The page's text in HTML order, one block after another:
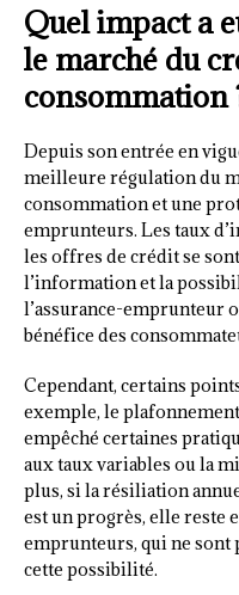
Quel impact a
le marché du
consommation
Depuis son entrée en
meilleure régulation du
consommation et une
emprunteurs. Les taux
les offres de crédit se
l’information et la
l’assurance-emprunteur
bénéfice des
Cependant, certains
exemple, le plafonnement
empêché certaines
aux taux variables ou la
plus, si la résiliation
est un progrès, elle reste
emprunteurs, qui ne
cette possibilité.